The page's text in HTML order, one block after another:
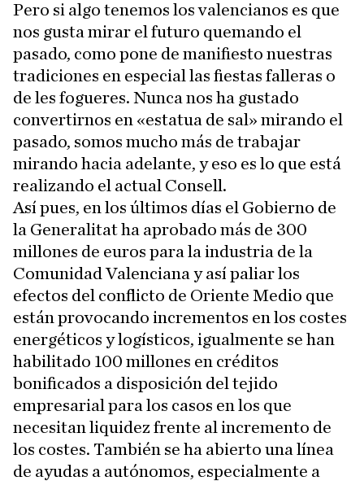
Pero si algo tenemos los valencianos es que
nos gusta mirar el futuro quemando el
pasado, como pone de manifiesto nuestras
tradiciones en especial las fiestas falleras o
de les fogueres. Nunca nos ha gustado
convertirnos en «estatua de sal» mirando el
pasado, somos mucho más de trabajar
mirando hacia adelante, y eso es lo que está
realizando el actual Consell.
Así pues, en los últimos días el Gobierno de
la Generalitat ha aprobado más de 300
millones de euros para la industria de la
Comunidad Valenciana y así paliar los
efectos del conflicto de Oriente Medio que
están provocando incrementos en los costes
energéticos y logísticos, igualmente se han
habilitado 100 millones en créditos
bonificados a disposición del tejido
empresarial para los casos en los que
necesitan liquidez frente al incremento de
los costes. También se ha abierto una línea
de ayudas a autónomos, especialmente a